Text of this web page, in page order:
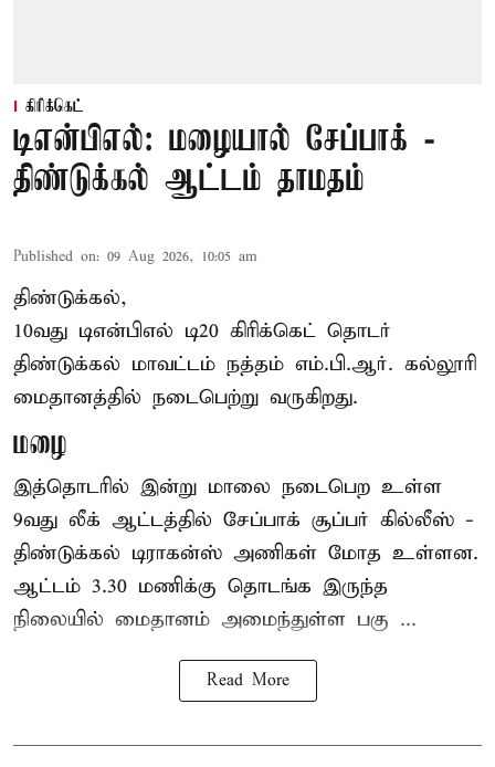
கிரிக்கெட்
டிஎன்பிஎல்: மழையால் சேப்பாக் -
திண்டுக்கல் ஆட்டம் தாமதம்
Published on: 09 Aug 2026, 10:05 am
திண்டுக்கல்,
10வது டிஎன்பிஎல் டி20 கிரிக்கெட் தொடர்
திண்டுக்கல் மாவட்டம் நத்தம் எம்.பி.ஆர். கல்லூரி
மைதானத்தில் நடைபெற்று வருகிறது.
மழை
இத்தொடரில் இன்று மாலை நடைபெற உள்ள
9வது லீக் ஆட்டத்தில் சேப்பாக் சூப்பர் கில்லீஸ் -
திண்டுக்கல் டிராகன்ஸ் அணிகள் மோத உள்ளன.
ஆட்டம் 3.30 மணிக்கு தொடங்க இருந்த
நிலையில் மைதானம் அமைந்துள்ள பகு ...
Read More